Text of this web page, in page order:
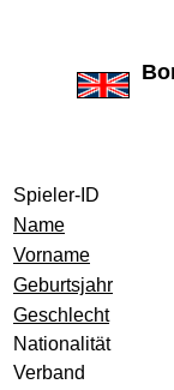
Spieler-ID
Name
Vorname
Geburtsjahr
Geschlecht
Nationalität
Verband